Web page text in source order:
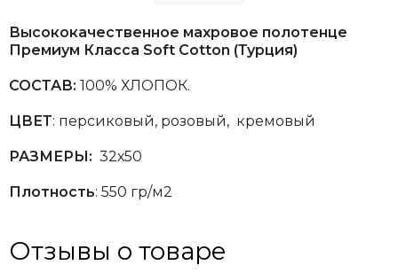
Высококачественное махровое полотенце
Премиум Класса Soft Cotton (Турция)
СОСТАВ: 100% ХЛОПОК.
ЦВЕТ: персиковый, розовый, кремовый
РАЗМЕРЫ: 32х50
Плотность: 550 гр/м2
Отзывы о товаре